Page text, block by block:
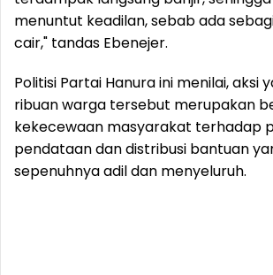
menuntut keadilan, sebab ada
cair," tandas Ebenejer.
Politisi Partai Hanura ini menilai, aksi
ribuan warga tersebut merupakan
kekecewaan masyarakat terhadap
pendataan dan distribusi bantuan
sepenuhnya adil dan menyeluruh.